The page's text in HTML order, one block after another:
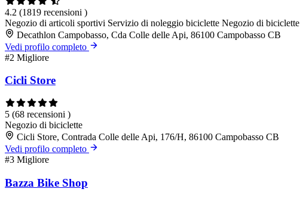
4.2 (1819 recensioni )
Negozio di articoli sportivi Servizio di noleggio biciclette Negozio di biciclette
Decathlon Campobasso, Cda Colle delle Api, 86100 Campobasso CB
Vedi profilo completo
#2 Migliore
Cicli Store
5 (68 recensioni )
Negozio di biciclette
Cicli Store, Contrada Colle delle Api, 176/H, 86100 Campobasso CB
Vedi profilo completo
#3 Migliore
Bazza Bike Shop